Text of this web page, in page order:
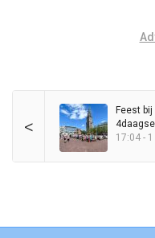
<
Feest
17:04 -